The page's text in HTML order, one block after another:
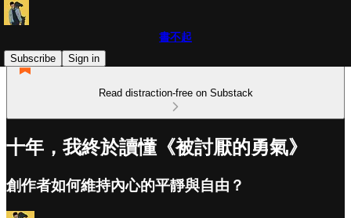
書不起
Subscribe
Sign in
Read distraction-free on Substack
十年，我終於讀懂《被討厭的勇氣》
創作者如何維持內心的平靜與自由？